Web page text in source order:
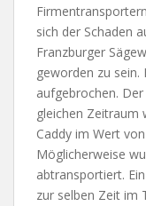
sich der Schaden
Franzburger
geworden zu sein.
aufgebrochen.
gleichen Zeitraum
Caddy im Wert
Möglicherweise
abtransportiert.
zur selben Zeit im